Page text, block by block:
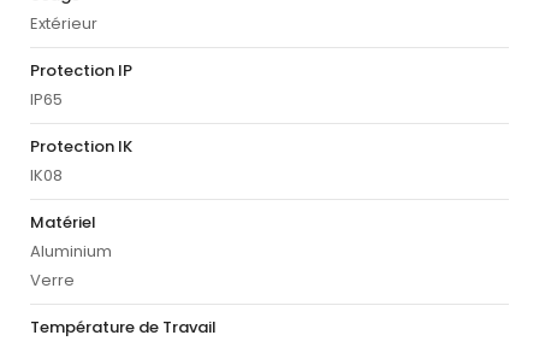
Extérieur
Protection IP
IP65
Protection IK
IK08
Matériel
Aluminium
Verre
Température de Travail